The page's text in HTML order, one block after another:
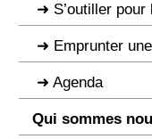
S’outiller
Emprunter
Agenda
Qui sommes